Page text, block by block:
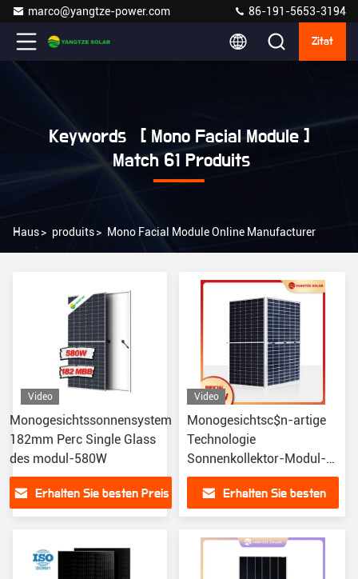
marco@yangtze-power.com 86-191-5653-3194
Zitat
Keywords [ Mono Facial Module ]
Match 61 Produits
Haus> produits> Mono Facial Module Online Manufacturer
Video
Monogesichtssonnensystem
182mm Perc Single Glass
des modul-580W
Erhalten Sie besten Preis
Video
Monogesichtsc$n-artige
Technologie
Sonnenkollektor-Modul-
Tiger Neos 480w PV
ZellenhjtErhalten Sie besten